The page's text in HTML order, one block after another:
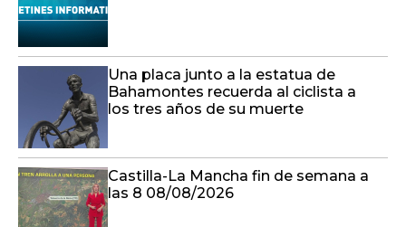
Una placa junto a la estatua de
Bahamontes recuerda al ciclista a
los tres años de su muerte
Castilla-La Mancha fin de semana a
las 8 08/08/2026